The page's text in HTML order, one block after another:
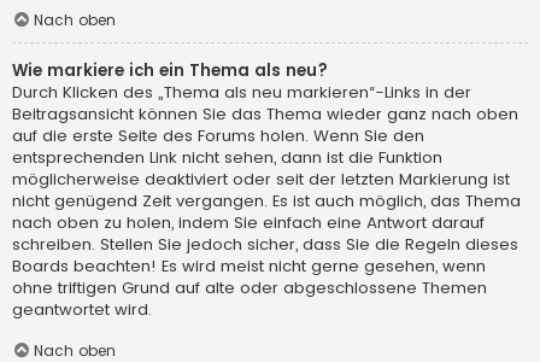
Nach oben
Wie markiere ich ein Thema als neu?
Durch Klicken des „Thema als neu markieren“-Links in der
Beitragsansicht können Sie das Thema wieder ganz nach oben
auf die erste Seite des Forums holen. Wenn Sie den
entsprechenden Link nicht sehen, dann ist die Funktion
möglicherweise deaktiviert oder seit der letzten Markierung ist
nicht genügend Zeit vergangen. Es ist auch möglich, das Thema
nach oben zu holen, indem Sie einfach eine Antwort darauf
schreiben. Stellen Sie jedoch sicher, dass Sie die Regeln dieses
Boards beachten! Es wird meist nicht gerne gesehen, wenn
ohne triftigen Grund auf alte oder abgeschlossene Themen
geantwortet wird.
Nach oben